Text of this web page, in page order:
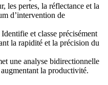
les pertes, la réflectance et la
d’intervention de
Identifie et classe précisément
la rapidité et la précision du
une analyse bidirectionnelle
la productivité.